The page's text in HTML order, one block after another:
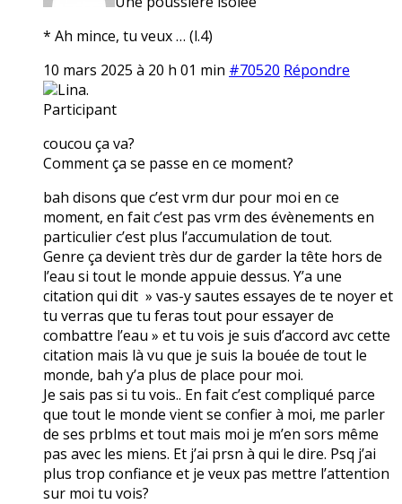
* Ah mince, tu veux … (l.4)
10 mars 2025 à 20 h 01 min #70520 Répondre
Lina.
Participant
coucou ça va?
Comment ça se passe en ce moment?
bah disons que c’est vrm dur pour moi en ce
moment, en fait c’est pas vrm des évènements en
particulier c’est plus l’accumulation de tout.
Genre ça devient très dur de garder la tête hors de
l’eau si tout le monde appuie dessus. Y’a une
citation qui dit » vas-y sautes essayes de te noyer et
tu verras que tu feras tout pour essayer de
combattre l’eau » et tu vois je suis d’accord avc cette
citation mais là vu que je suis la bouée de tout le
monde, bah y’a plus de place pour moi.
Je sais pas si tu vois.. En fait c’est compliqué parce
que tout le monde vient se confier à moi, me parler
de ses prblms et tout mais moi je m’en sors même
pas avec les miens. Et j’ai prsn à qui le dire. Psq j’ai
plus trop confiance et je veux pas mettre l’attention
sur moi tu vois?